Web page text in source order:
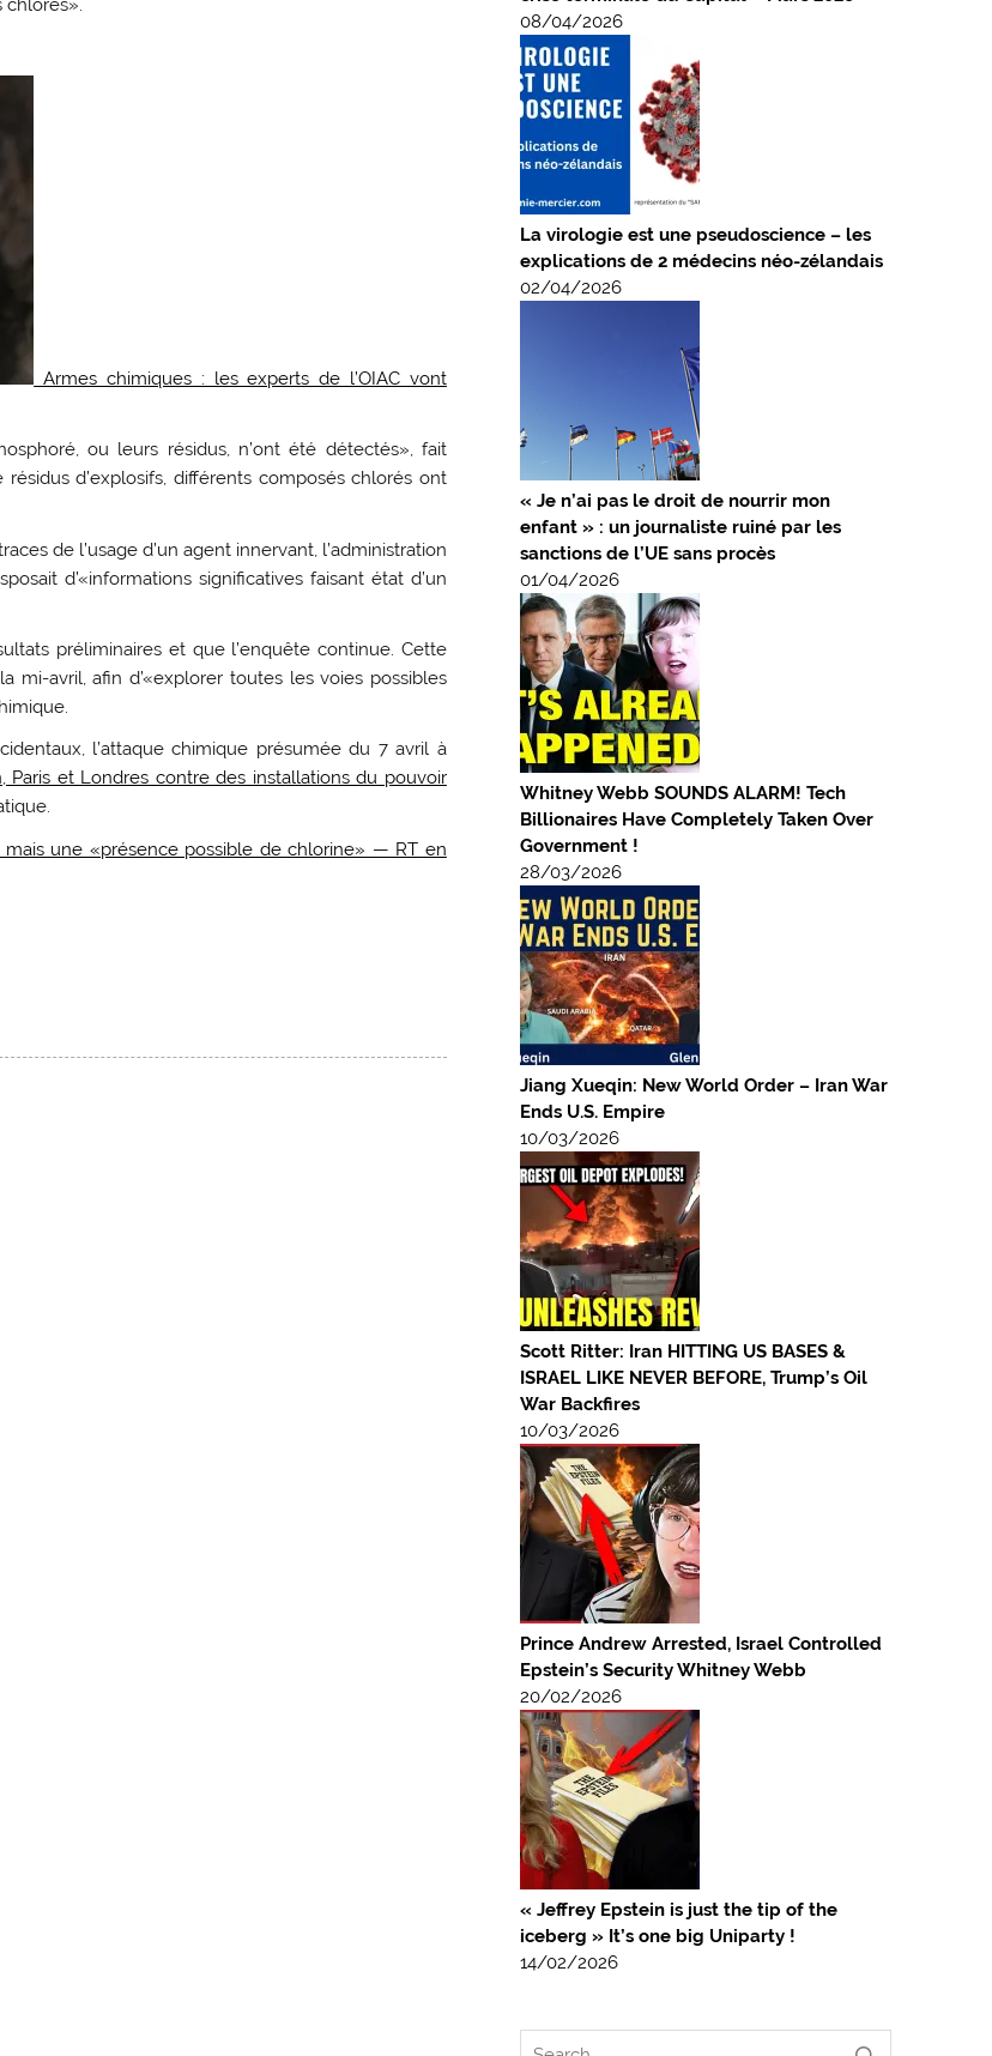
chlorés».
Armes chimiques : les experts de l’OIAC vont
ou leurs résidus, n’ont été détectés», fait
d’explosifs, différents composés chlorés ont
de l’usage d’un agent innervant, l’administration
d’«informations significatives faisant état d’un
préliminaires et que l’enquête continue. Cette
avril, afin d’«explorer toutes les voies possibles
l’attaque chimique présumée du 7 avril à
Paris et Londres contre des installations du pouvoir
mais une «présence possible de chlorine» — RT en
08/04/2026
La virologie est une pseudoscience – les
explications de 2 médecins néo-zélandais
02/04/2026
« Je n’ai pas le droit de nourrir mon
enfant » : un journaliste ruiné par les
sanctions de l’UE sans procès
01/04/2026
Whitney Webb SOUNDS ALARM! Tech
Billionaires Have Completely Taken Over
Government !
28/03/2026
Jiang Xueqin: New World Order – Iran War
Ends U.S. Empire
10/03/2026
Scott Ritter: Iran HITTING US BASES &
ISRAEL LIKE NEVER BEFORE, Trump’s Oil
War Backfires
10/03/2026
Prince Andrew Arrested, Israel Controlled
Epstein’s Security Whitney Webb
20/02/2026
« Jeffrey Epstein is just the tip of the
iceberg » It’s one big Uniparty !
14/02/2026